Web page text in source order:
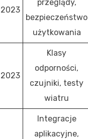
2023
przeglądy,
bezpieczeństwo
użytkowania
2023
Klasy
odporności,
czujniki, testy
wiatru
Integracje
aplikacyjne,